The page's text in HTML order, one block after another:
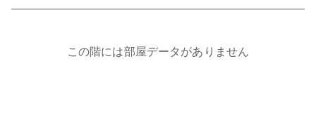
この階には部屋データがありません